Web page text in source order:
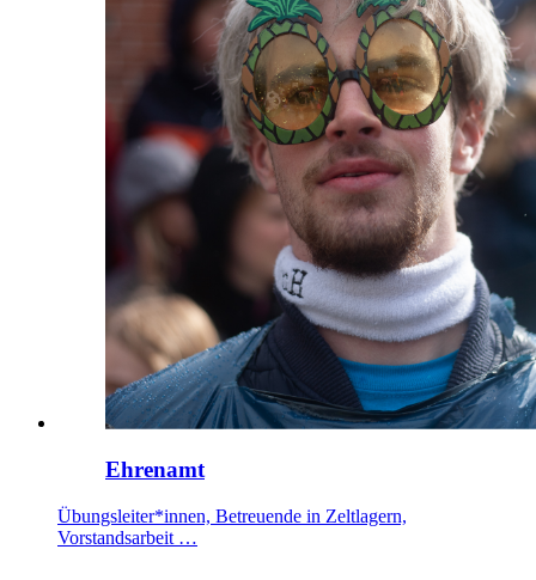
Ehrenamt
Übungsleiter*innen, Betreuende in Zeltlagern,
Vorstandsarbeit …